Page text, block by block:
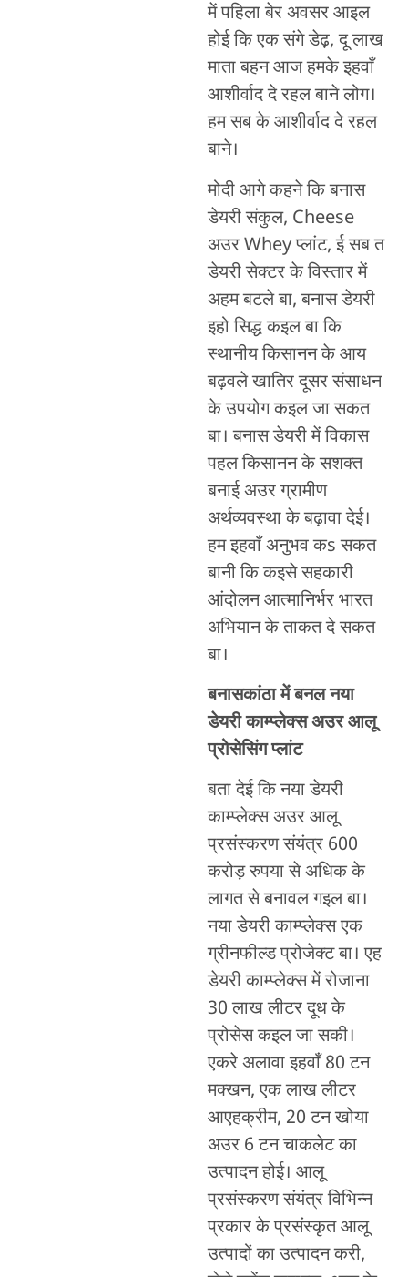
में पहिला बेर अवसर आइल
होई कि एक संगे डेढ़, दू लाख
माता बहन आज हमके इहवाँ
आशीर्वाद दे रहल बाने लोग।
हम सब के आशीर्वाद दे रहल
बाने।
मोदी आगे कहने कि बनास
डेयरी संकुल, Cheese
अउर Whey प्लांट, ई सब त
डेयरी सेक्टर के विस्तार में
अहम बटले बा, बनास डेयरी
इहो सिद्ध कइल बा कि
स्थानीय किसानन के आय
बढ़वले खातिर दूसर संसाधन
के उपयोग कइल जा सकत
बा। बनास डेयरी में विकास
पहल किसानन के सशक्त
बनाई अउर ग्रामीण
अर्थव्यवस्था के बढ़ावा देई।
हम इहवाँ अनुभव कs सकत
बानी कि कइसे सहकारी
आंदोलन आत्मानिर्भर भारत
अभियान के ताकत दे सकत
बा।
बनासकांठा मेंबनलनया
डेयरी काम्प्लेक्सअउरआलू
प्रोसेसिंग प्लांट
बता देई कि नया डेयरी
काम्प्लेक्स अउर आलू
प्रसंस्करण संयंत्र 600
करोड़ रुपया से अधिक के
लागत से बनावल गइल बा।
नया डेयरी काम्प्लेक्स एक
ग्रीनफील्ड प्रोजेक्ट बा। एह
डेयरी काम्प्लेक्स में रोजाना
30 लाख लीटर दूध के
प्रोसेस कइल जा सकी।
एकरे अलावा इहवाँ 80 टन
मक्खन, एक लाख लीटर
आएहक्रीम, 20 टन खोया
अउर 6 टन चाकलेट का
उत्पादन होई। आलू
प्रसंस्करण संयंत्र विभिन्न
प्रकार के प्रसंस्कृत आलू
उत्पादों का उत्पादन करी,